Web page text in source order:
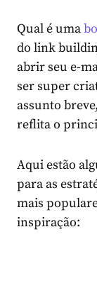
Qual é uma
do link
abrir seu e-
ser super
assunto
reflita o
Aqui estão
para as
mais
inspiração: